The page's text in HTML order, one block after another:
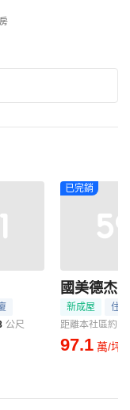
公尺
已完銷
新成屋
住
距離本社區約
97.1 萬/坪